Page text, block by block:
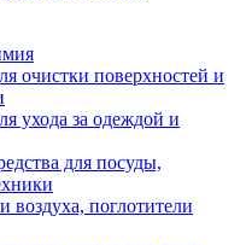
очистки поверхностей и
ухода за одеждой и
для посуды,
воздуха, поглотители